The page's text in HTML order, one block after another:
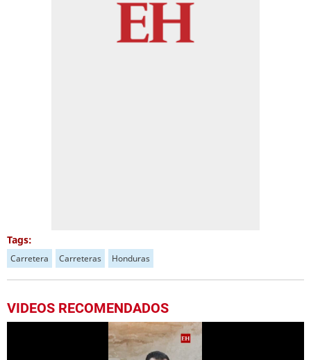
Tags:
Carretera Carreteras Honduras
VIDEOS RECOMENDADOS